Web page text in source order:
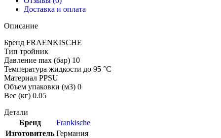
Доставка и оплата
Описание
Бренд FRAENKISCHE
Тип тройник
Давление max (бар) 10
Температура жидкости до 95 °C
Материал PPSU
Объем упаковки (м3) 0
Вес (кг) 0.05
Детали
Бренд
Frankische
Изготовитель Германия